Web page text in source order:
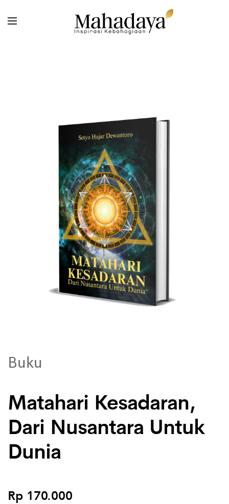
Buku
Matahari Kesadaran,
Dari Nusantara Untuk
Dunia
Rp 170.000